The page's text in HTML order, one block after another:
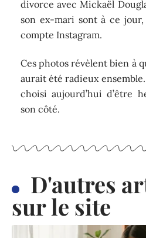
divorce avec Mickaël
son ex-mari sont à ce
compte Instagram.
Ces photos révèlent bien à
aurait été radieux
choisi aujourd’hui d’être
son côté.
D'autres
sur le site